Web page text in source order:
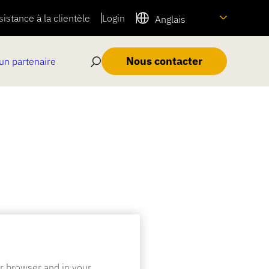
à la clientèle Login Anglais
partenaire Nous contacter